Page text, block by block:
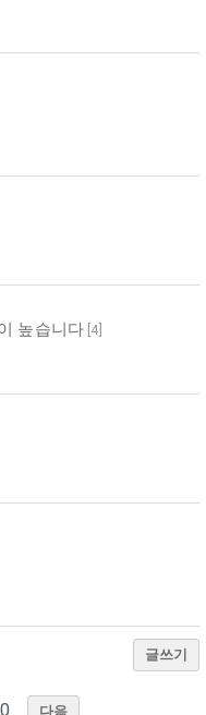
높습니다 4]
글쓰기
다음